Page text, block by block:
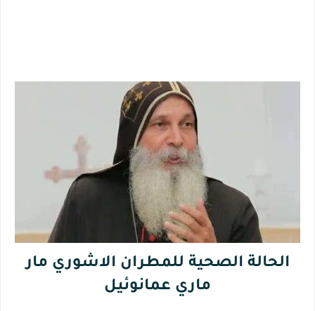
الحالة الصحية للمطران الاشوري مار
ماري عمانوئيل